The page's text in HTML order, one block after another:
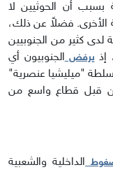
بسبب أن الحوثيين لا
الأخرى. فضلاً عن ذلك،
لدى كثير من الجنوبيين
يرفض الجنوبيون أي
"ميليشيا عنصرية"
من قبل قطاع واسع من
الداخلية والشعبية